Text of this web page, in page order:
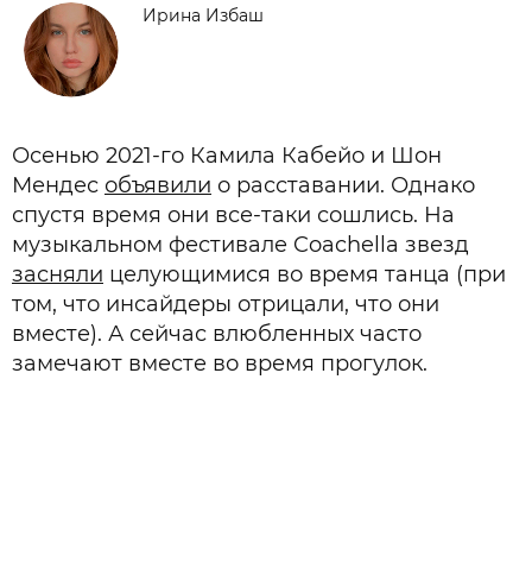
Ирина Избаш
Осенью 2021-го Камила Кабейо и Шон
Мендес объявили о расставании. Однако
спустя время они все-таки сошлись. На
музыкальном фестивале Coachella звезд
засняли целующимися во время танца (при
том, что инсайдеры отрицали, что они
вместе). А сейчас влюбленных часто
замечают вместе во время прогулок.